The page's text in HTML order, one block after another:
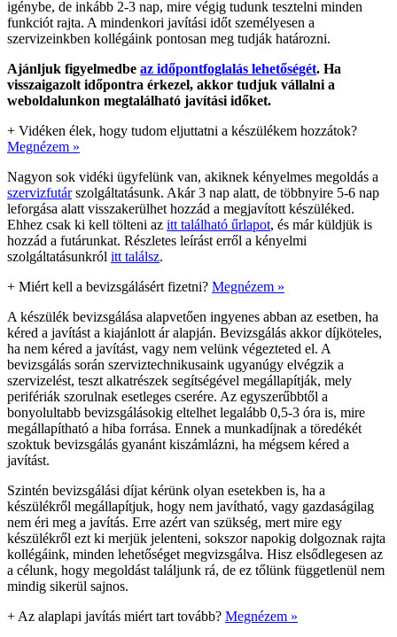
igénybe, de inkább 2-3 nap, mire végig tudunk tesztelni minden
funkciót rajta. A mindenkori javítási időt személyesen a
szervizeinkben kollégáink pontosan meg tudják határozni.
Ajánljuk figyelmedbe az időpontfoglalás lehetőségét. Ha
visszaigazolt időpontra érkezel, akkor tudjuk vállalni a
weboldalunkon megtalálható javítási időket.
+ Vidéken élek, hogy tudom eljuttatni a készülékem hozzátok?
Megnézem »
Nagyon sok vidéki ügyfelünk van, akiknek kényelmes megoldás a
szervizfutárszolgáltatásunk. Akár 3 nap alatt, de többnyire 5-6 nap
leforgása alatt visszakerülhet hozzád a megjavított készüléked.
Ehhez csak ki kell tölteni az itt található űrlapot, és már küldjük is
hozzád a futárunkat. Részletes leírást erről a kényelmi
szolgáltatásunkról itt találsz.
+ Miért kell a bevizsgálásért fizetni? Megnézem »
A készülék bevizsgálása alapvetően ingyenes abban az esetben, ha
kéred a javítást a kiajánlott ár alapján. Bevizsgálás akkor díjköteles,
ha nem kéred a javítást, vagy nem velünk végezteted el. A
bevizsgálás során szerviztechnikusaink ugyanúgy elvégzik a
szervizelést, teszt alkatrészek segítségével megállapítják, mely
perifériák szorulnak esetleges cserére. Az egyszerűbbtől a
bonyolultabb bevizsgálásokig eltelhet legalább 0,5-3 óra is, mire
megállapítható a hiba forrása. Ennek a munkadíjnak a töredékét
szoktuk bevizsgálás gyanánt kiszámlázni, ha mégsem kéred a
javítást.
Szintén bevizsgálási díjat kérünk olyan esetekben is, ha a
készülékről megállapítjuk, hogy nem javítható, vagy gazdaságilag
nem éri meg a javítás. Erre azért van szükség, mert mire egy
készülékről ezt ki merjük jelenteni, sokszor napokig dolgoznak rajta
kollégáink, minden lehetőséget megvizsgálva. Hisz elsődlegesen az
a célunk, hogy megoldást találjunk rá, de ez tőlünk függetlenül nem
mindig sikerül sajnos.
+ Az alaplapi javítás miért tart tovább? Megnézem »